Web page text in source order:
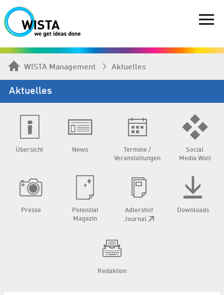
WISTA Management Aktuelles
Aktuelles
Übersicht News
Termine /
Veranstaltungen
Social
Media Wall
Presse
Potenzial
Magazin
Adlershof
Journal
Downloads
Redaktion